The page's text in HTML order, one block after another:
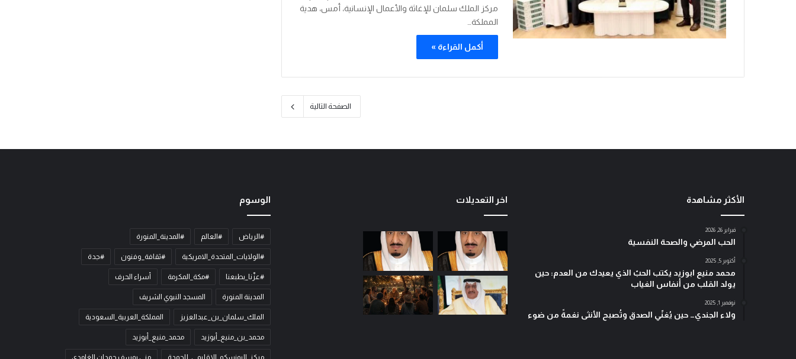
مركز الملك سلمان للإغاثة والأعمال الإنسانية، أمس، هدية
المملكة…
أكمل القراءة »
الصفحة التالية
الأكثر مشاهدة
فبراير 26, 2026
الحب المرضي والصحة النفسية
أكتوبر 5, 2025
محمد منيع ابوزيد يكتب الحبّ الذي يعيدك من العدم: حين
يولد القلب من أنفاس الغياب
نوفمبر 1, 2025
ولاء الجندي… حين يُغنّي الصدق وتُصبح الأنثى نغمةً من ضوء
اخر التعديلات الوسوم
#الرياض #العالم #المدينة_المنورة
#الولايات_المتحدة_الامريكية #ثقافة_وفنون #جدة
#عزّنا_بطبعنا #مكة_المكرمة أسراء الحرف
المدينة المنورة المسجد النبوي الشريف
الملك_سلمان_بن_عبدالعزيز المملكة_العربية_السعودية
محمد_بن_منيع_أبوزيد محمد_منيع_أبوزيد
مركز_اليونسكو_الاقليمي_للجودة منى يوسف حمدان الغامدي